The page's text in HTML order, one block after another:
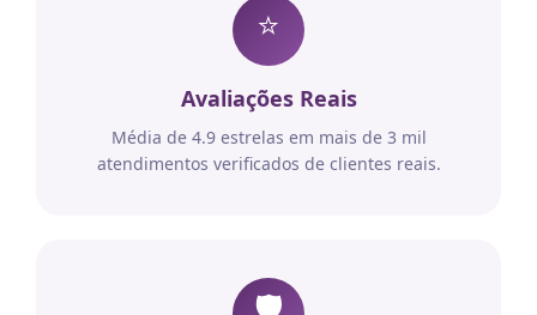
⭐
Avaliações Reais
Média de 4.9 estrelas em mais de 3 mil
atendimentos verificados de clientes reais.